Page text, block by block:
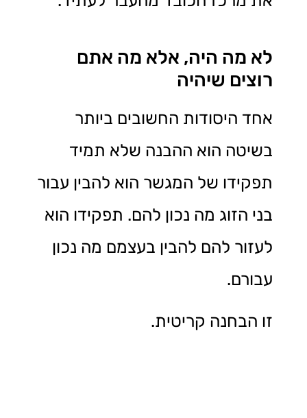
לא מה היה, אלא מה אתם
רוצים שיהיה
אחד היסודות החשובים ביותר
בשיטה הוא ההבנה שלא תמיד
תפקידו של המגשר הוא להבין עבור
בני הזוג מה נכון להם. תפקידו הוא
לעזור להם להבין בעצמם מה נכון
עבורם.
זו הבחנה קריטית.